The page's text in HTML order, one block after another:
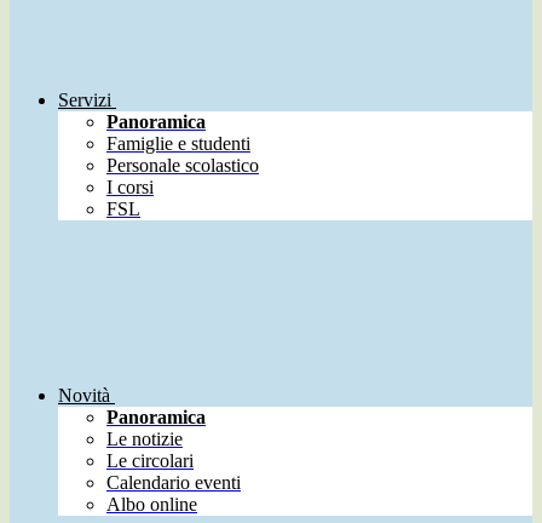
Servizi
Panoramica
Famiglie e studenti
Personale scolastico
I corsi
FSL
Novità
Panoramica
Le notizie
Le circolari
Calendario eventi
Albo online